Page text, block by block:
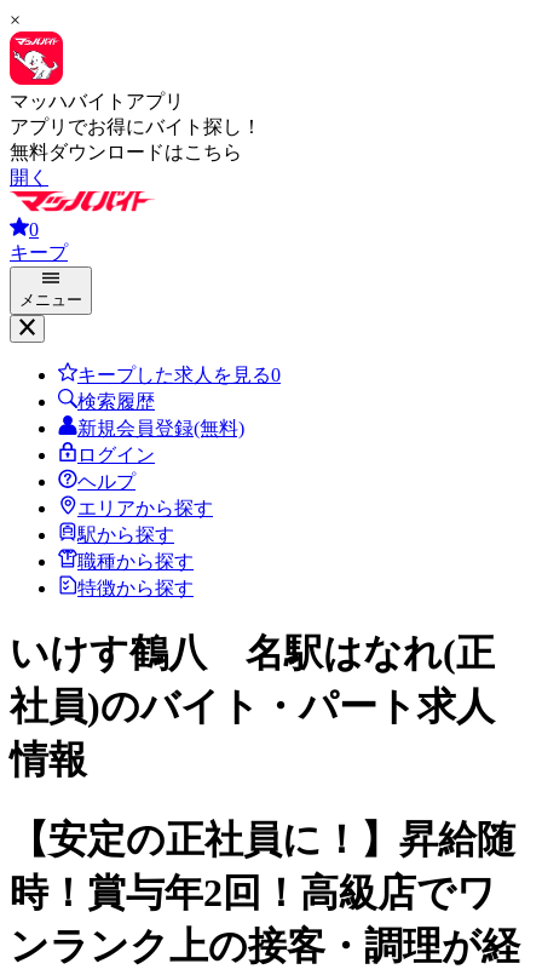
×
マッハバイトアプリ
アプリでお得にバイト探し！
無料ダウンロードはこちら
開く
0
キープ
メニュー
キープした求人を見る0
検索履歴
新規会員登録(無料)
ログイン
ヘルプ
エリアから探す
駅から探す
職種から探す
特徴から探す
いけす鶴八 名駅はなれ(正
社員)のバイト・パート求人
情報
【安定の正社員に！】昇給随
時！賞与年2回！高級店でワ
ンランク上の接客・調理が経